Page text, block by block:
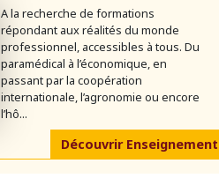
A la recherche de formations
répondant aux réalités du monde
professionnel, accessibles à tous. Du
paramédical à l’économique, en
passant par la coopération
internationale, l’agronomie ou encore
l’hô...
Découvrir Enseignement